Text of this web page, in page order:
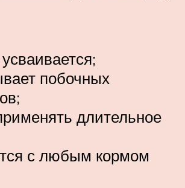
побочных
длительное
с любым кормом